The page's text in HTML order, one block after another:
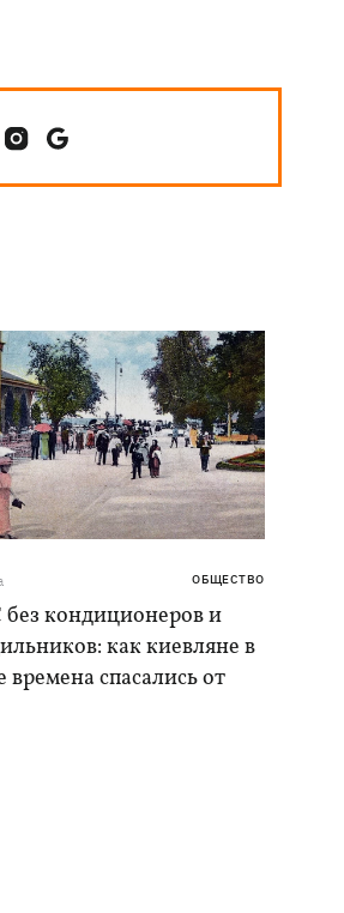
ОБЩЕСТВО
без кондиционеров и
как киевляне в
спасались от